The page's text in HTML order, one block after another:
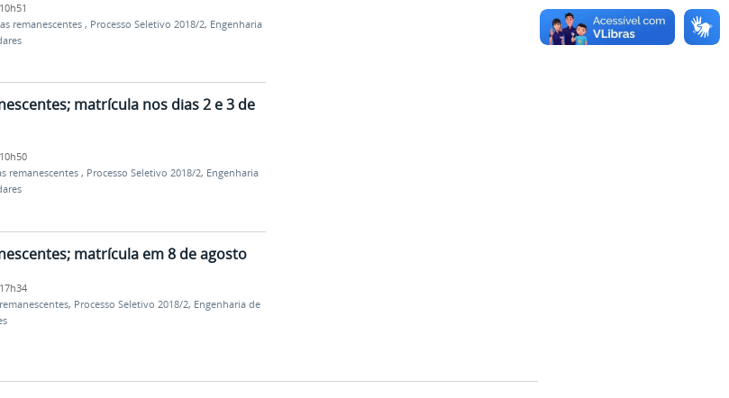
remanescentes , Processo Seletivo 2018/2, Engenharia
matrícula nos dias 2 e 3 de
remanescentes , Processo Seletivo 2018/2, Engenharia
matrícula em 8 de agosto
, Processo Seletivo 2018/2, Engenharia de